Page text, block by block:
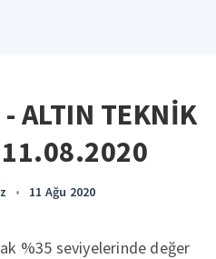
ALTIN TEKNİK
• 11 Ağu 2020
%35 seviyelerinde değer